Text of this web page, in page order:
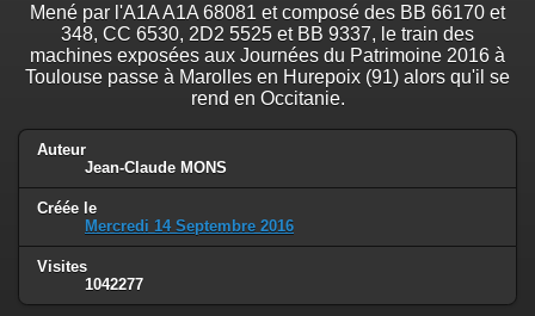
Mené par l'A1A A1A 68081 et composé des BB 66170 et
348, CC 6530, 2D2 5525 et BB 9337, le train des
machines exposées aux Journées du Patrimoine 2016 à
Toulouse passe à Marolles en Hurepoix (91) alors qu'il se
rend en Occitanie.
Auteur
Jean-Claude MONS
Créée le
Mercredi 14 Septembre 2016
Visites
1042277